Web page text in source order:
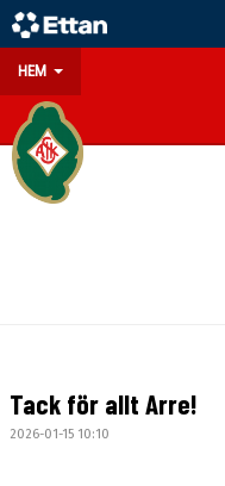
HEM
GÅ PÅ MATCH
DOKUMENT
Tack för allt Arre!
2026-01-15 10:10